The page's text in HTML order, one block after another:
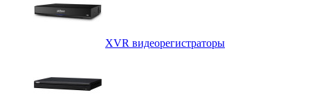
XVR видеорегистраторы